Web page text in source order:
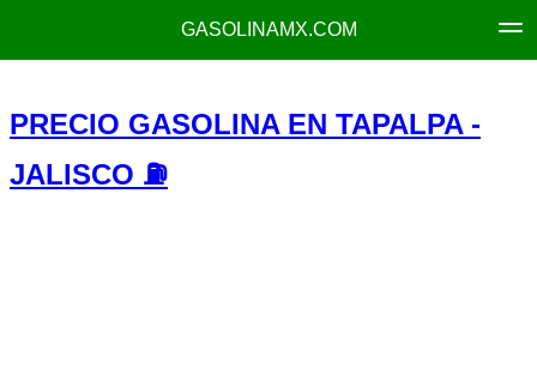
GASOLINAMX.COM
PRECIO GASOLINA EN TAPALPA -
JALISCO ⛽